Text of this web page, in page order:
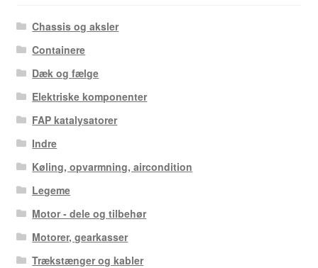
Chassis og aksler
Containere
Dæk og fælge
Elektriske komponenter
FAP katalysatorer
Indre
Køling, opvarmning, aircondition
Legeme
Motor - dele og tilbehør
Motorer, gearkasser
Trækstænger og kabler